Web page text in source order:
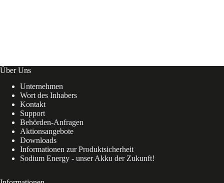
Über Uns
Unternehmen
Wort des Inhabers
Kontakt
Support
Behörden-Anfragen
Aktionsangebote
Downloads
Informationen zur Produktsicherheit
Sodium Energy - unser Akku der Zukunft!